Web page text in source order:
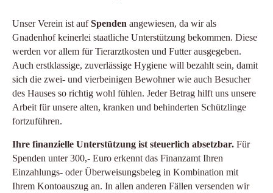
Unser Verein ist aufSpenden angewiesen, da wir als
Gnadenhof keinerlei staatliche Unterstützung bekommen. Diese
werden vor allem für Tierarztkosten und Futter ausgegeben.
Auch erstklassige, zuverlässige Hygiene will bezahlt sein, damit
sich die zwei- und vierbeinigen Bewohner wie auch Besucher
des Hauses so richtig wohl fühlen. Jeder Betrag hilft uns unsere
Arbeit für unsere alten, kranken und behinderten Schützlinge
fortzuführen.
Ihre finanzielle Unterstützung ist steuerlich absetzbar. Für
Spenden unter 300,- Euro erkennt das Finanzamt Ihren
Einzahlungs- oder Überweisungsbeleg in Kombination mit
Ihrem Kontoauszug an. In allen anderen Fällen versenden wir